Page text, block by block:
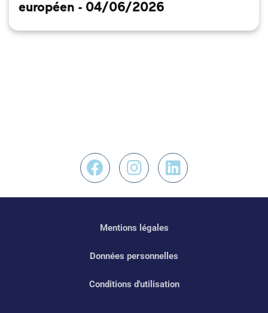
européen - 04/06/2026
Nous retrouver sur
Nous retrouver
Nous
Mentions légales
Données personnelles
Conditions d'utilisation